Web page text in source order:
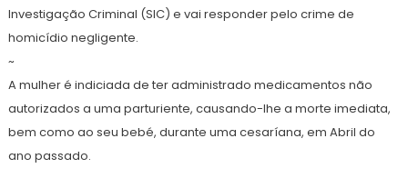
Investigação Criminal (SIC) e vai responder pelo crime de
homicídio negligente.
~
A mulher é indiciada de ter administrado medicamentos não
autorizados a uma parturiente, causando-lhe a morte imediata,
bem como ao seu bebé, durante uma cesaríana, em Abril do
ano passado.